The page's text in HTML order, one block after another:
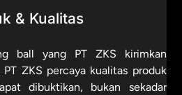
& Kualitas
ball yang PT ZKS kirimkan
ZKS percaya kualitas produk
dibuktikan, bukan sekadar